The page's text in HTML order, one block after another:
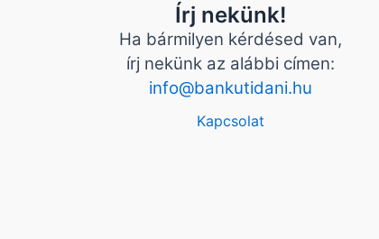
Írj nekünk!
Ha bármilyen kérdésed van,
írj nekünk az alábbi címen:
info@bankutidani.hu
Kapcsolat